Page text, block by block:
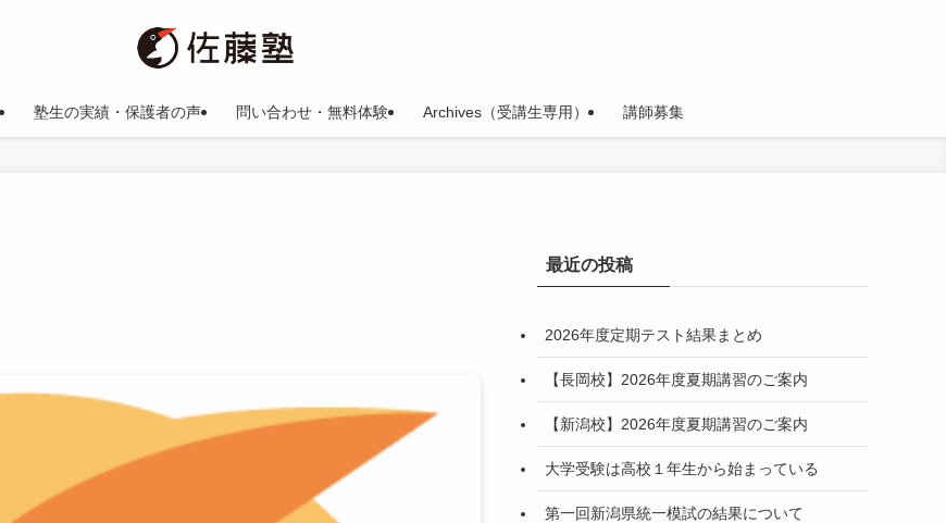
塾生の実績・保護者の声 問い合わせ・無料体験 Archives（受講生専用） 講師募集
最近の投稿
2026年度定期テスト結果まとめ
【長岡校】2026年度夏期講習のご案内
【新潟校】2026年度夏期講習のご案内
大学受験は高校１年生から始まっている
第一回新潟県統一模試の結果について